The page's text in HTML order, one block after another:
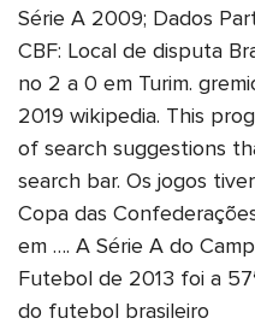
Série A 2009; Dados
CBF: Local de disputa
no 2 a 0 em Turim.
2019 wikipedia. This
of search suggestions
search bar. Os jogos
Copa das
em …. A Série A do
Futebol de 2013 foi a
do futebol brasileiro